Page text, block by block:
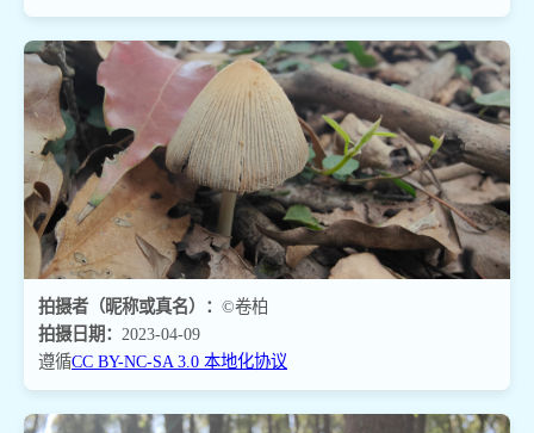
拍摄者（昵称或真名）： ©卷柏
拍摄日期： 2023-04-09
遵循CC BY-NC-SA 3.0 本地化协议